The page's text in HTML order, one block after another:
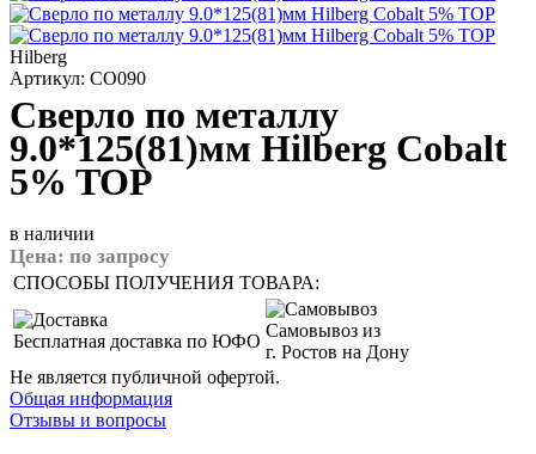
Hilberg
Артикул: CO090
Сверло по металлу
9.0*125(81)мм Hilberg Cobalt
5% TOP
в наличии
Цена: по запросу
СПОСОБЫ ПОЛУЧЕНИЯ ТОВАРА:
Бесплатная доставка по ЮФО
Самовывоз из
г. Ростов на Дону
Не является публичной офертой.
Общая информация
Отзывы и вопросы